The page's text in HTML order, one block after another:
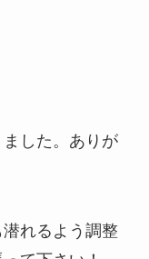
した。ありが
れるよう調整